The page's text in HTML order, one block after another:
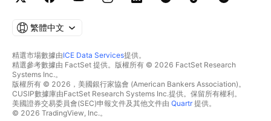
繁體中文
精選市場數據由ICE Data Services提供。
精選參考數據由 FactSet 提供。版權所有 © 2026 FactSet Research
Systems Inc.。
版權所有 © 2026，美國銀行家協會 (American Bankers Association)。
CUSIP數據庫由FactSet Research Systems Inc.提供。保留所有權利。
美國證券交易委員會(SEC)申報文件及其他文件由 Quartr提供。
© 2026 TradingView, Inc.。